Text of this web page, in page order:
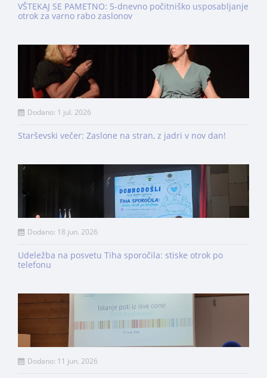
VŠTEKAJ SE PAMETNO: 5-dnevno počitniško usposabljanje
otrok za varno rabo zaslonov
Dodano: 1 jul. 2026
Starševski večer: Zaslone na stran, z jadri v nov dan!
Dodano: 18 jun. 2026
Udeležba na posvetu Tiha sporočila: stiske otrok po
telefonu
Dodano: 11 jun. 2026